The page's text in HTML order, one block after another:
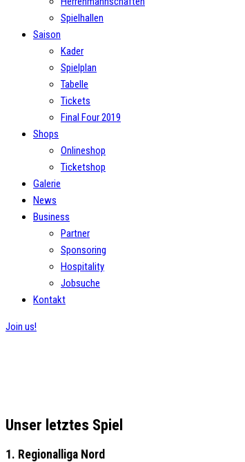
Spielhallen
Saison
Kader
Spielplan
Tabelle
Tickets
Final Four 2019
Shops
Onlineshop
Ticketshop
Galerie
News
Business
Partner
Sponsoring
Hospitality
Jobsuche
Kontakt
Join us!
Unser letztes Spiel
1. Regionalliga Nord